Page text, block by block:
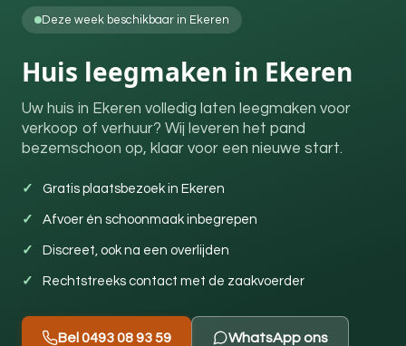
Deze week beschikbaar in Ekeren
Huis leegmaken in Ekeren
Uw huis in Ekeren volledig laten leegmaken voor
verkoop of verhuur? Wij leveren het pand
bezemschoon op, klaar voor een nieuwe start.
Gratis plaatsbezoek in Ekeren
Afvoer én schoonmaak inbegrepen
Discreet, ook na een overlijden
Rechtstreeks contact met de zaakvoerder
Bel 0493 08 93 59 WhatsApp ons